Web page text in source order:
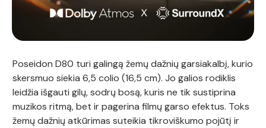
Poseidon D80 turi galingą žemų dažnių garsiakalbį, kurio
skersmuo siekia 6,5 colio (16,5 cm). Jo galios rodiklis
leidžia išgauti gilų, sodrų bosą, kuris ne tik sustiprina
muzikos ritmą, bet ir pagerina filmų garso efektus. Toks
žemų dažnių atkūrimas suteikia tikroviškumo pojūtį ir